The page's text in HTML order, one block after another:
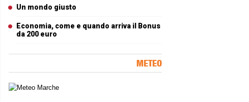
Un mondo giusto
Economia, come e quando arriva il Bonus
da 200 euro
METEO
Carta meteorologica delle Marche